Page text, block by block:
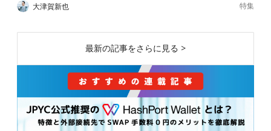
大津賀新也 特集
最新の記事をさらに見る >